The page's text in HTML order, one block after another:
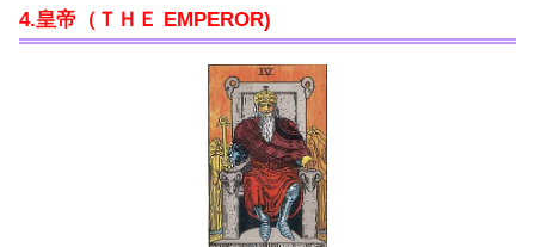
4.皇帝（ＴＨＥ EMPEROR)